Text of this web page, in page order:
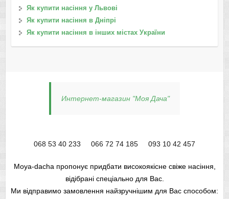
Як купити насіння у Львові
Як купити насіння в Дніпрі
Як купити насіння в інших містах України
Интернет-магазин "Моя Дача"
068 53 40 233 066 72 74 185 093 10 42 457
Moya-dacha пропонує придбати високоякісне свіже насіння,
відібрані спеціально для Вас.
Ми відправимо замовлення найзручнішим для Вас способом: